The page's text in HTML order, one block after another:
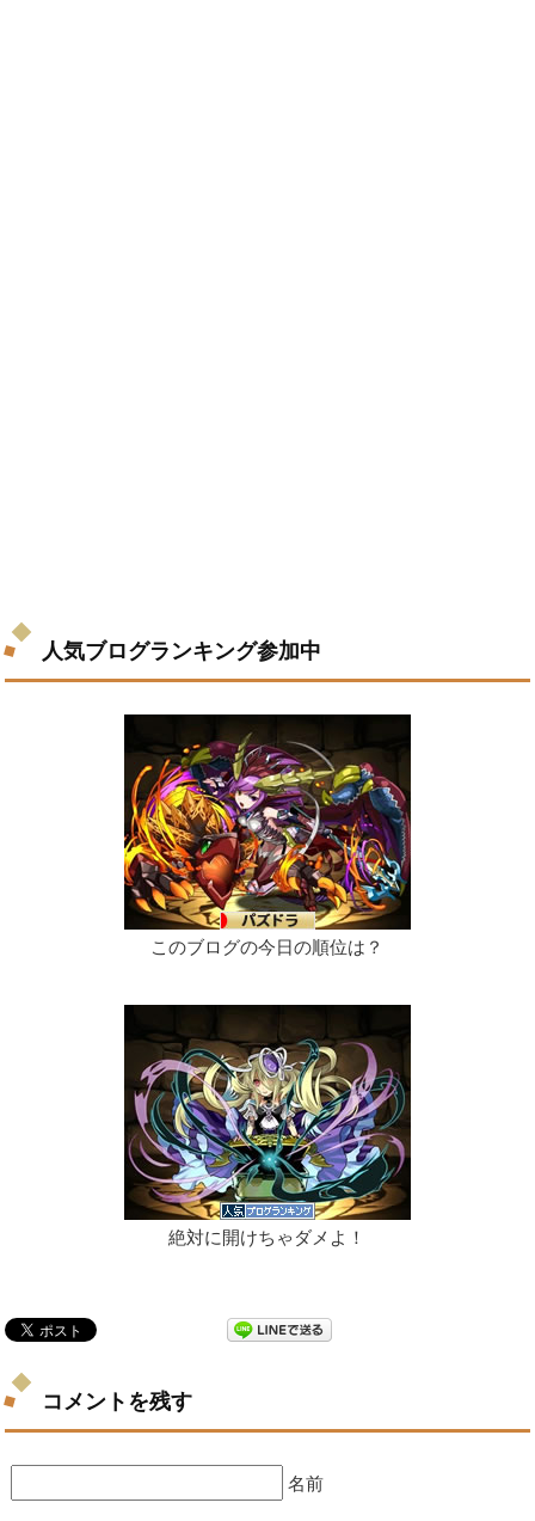
人気ブログランキング参加中
このブログの今日の順位は？
絶対に開けちゃダメよ！
コメントを残す
名前